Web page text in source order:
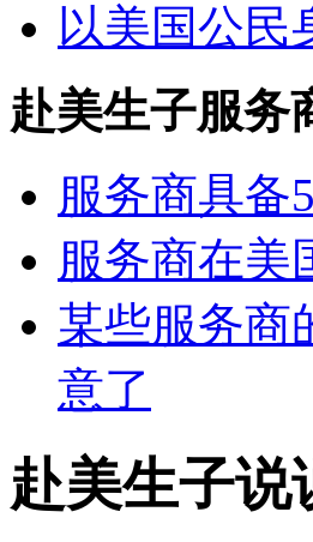
以美国公民
赴美生子服务
服务商具备
服务商在美
某些服务商
意了
赴美生子说